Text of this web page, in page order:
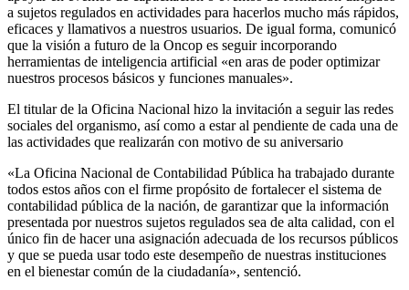
a sujetos regulados en actividades para hacerlos mucho más rápidos,
eficaces y llamativos a nuestros usuarios. De igual forma, comunicó
que la visión a futuro de la Oncop es seguir incorporando
herramientas de inteligencia artificial «en aras de poder optimizar
nuestros procesos básicos y funciones manuales».
El titular de la Oficina Nacional hizo la invitación a seguir las redes
sociales del organismo, así como a estar al pendiente de cada una de
las actividades que realizarán con motivo de su aniversario
«La Oficina Nacional de Contabilidad Pública ha trabajado durante
todos estos años con el firme propósito de fortalecer el sistema de
contabilidad pública de la nación, de garantizar que la información
presentada por nuestros sujetos regulados sea de alta calidad, con el
único fin de hacer una asignación adecuada de los recursos públicos
y que se pueda usar todo este desempeño de nuestras instituciones
en el bienestar común de la ciudadanía», sentenció.